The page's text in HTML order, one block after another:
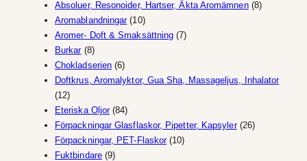
produkter
Absoluer, Resonoider, Hartser, Äkta Aromämnen 88
Aromablandningar 1010
produkter
Aromer- Doft & Smaksättning 77
Burkar 88
produkter
Chokladserien 66
produkter
Doftkrus, Aromalyktor, Gua Sha, Massageljus, Inhalator
1212
produkter
Eteriska Oljor 8484
produkter
Förpackningar Glasflaskor, Pipetter, Kapsyler 2626
Förpackningar, PET-Flaskor 1010
Fuktbindare 99